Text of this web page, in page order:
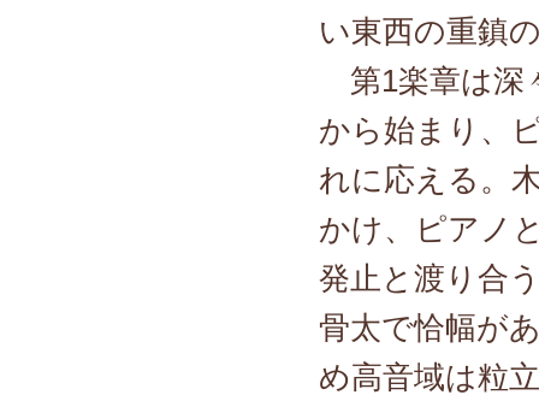
い東西の重鎮
第1楽章は深
から始まり、
れに応える。
かけ、ピアノ
発止と渡り合
骨太で恰幅が
め高音域は粒